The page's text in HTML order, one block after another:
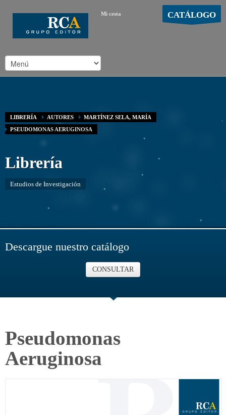
Mi cesta CATÁLOGO
LIBRERÍA AUTORES
MARTÍNEZ SELA, MARÍA
PSEUDOMONAS AERUGINOSA
Librería
Estudios de Investigación
Descargue nuestro catálogo
CONSULTAR
Pseudomonas
Aeruginosa